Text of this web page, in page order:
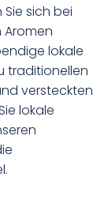
Sie sich bei
Aromen
lokale
traditionellen
versteckten
lokale